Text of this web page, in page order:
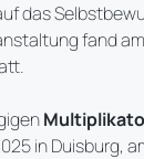
das
fand
in Duisburg,